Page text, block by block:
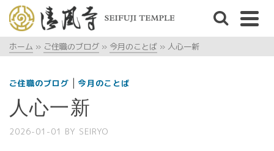
ホーム » ご住職のブログ » 今月のことば » 人心一新
ご住職のブログ | 今月のことば
人心一新
2026-01-01 BY SEIRYO